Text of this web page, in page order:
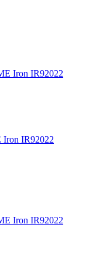
Iron IR92022